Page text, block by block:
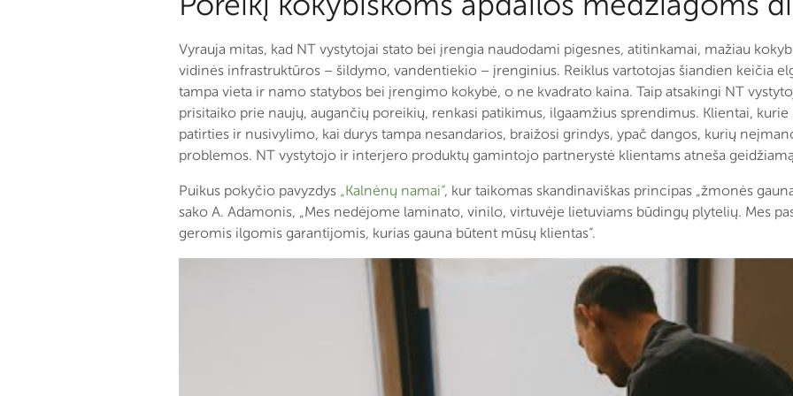
Vyrauja mitas, kad NT vystytojai stato bei įrengia naudodami pigesnes, atitinkamai, mažiau
vidinės infrastruktūros – šildymo, vandentiekio – įrenginius. Reiklus vartotojas šiandien keičia
tampa vieta ir namo statybos bei įrengimo kokybė, o ne kvadrato kaina. Taip atsakingi NT
prisitaiko prie naujų, augančių poreikių, renkasi patikimus, ilgaamžius sprendimus. Klientai,
patirties ir nusivylimo, kai durys tampa nesandarios, braižosi grindys, ypač dangos, kurių
problemos. NT vystytojo ir interjero produktų gamintojo partnerystė klientams atneša
Puikus pokyčio pavyzdys „Kalnėnų namai“, kur taikomas skandinaviškas principas „žmonės
sako A. Adamonis, „Mes nedėjome laminato, vinilo, virtuvėje lietuviams būdingų plytelių. Mes
geromis ilgomis garantijomis, kurias gauna būtent mūsų klientas“.